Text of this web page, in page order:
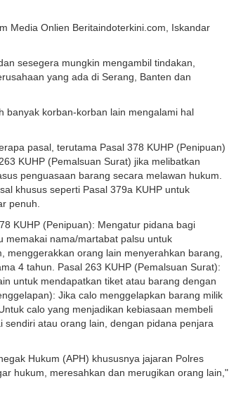
Media Onlien Beritaindoterkini.com, Iskandar
sesegera mungkin mengambil tindakan,
yang ada di Serang, Banten dan
banyak korban-korban lain mengalami hal
pasal, terutama Pasal 378 KUHP (Penipuan)
KUHP (Pemalsuan Surat) jika melibatkan
penguasaan barang secara melawan hukum.
khusus seperti Pasal 379a KUHP untuk
penuh.
KUHP (Penipuan): Mengatur pidana bagi
memakai nama/martabat palsu untuk
menggerakkan orang lain menyerahkan barang,
4 tahun. Pasal 263 KUHP (Pemalsuan Surat):
untuk mendapatkan tiket atau barang dengan
Jika calo menggelapkan barang milik
calo yang menjadikan kebiasaan membeli
atau orang lain, dengan pidana penjara
Hukum (APH) khususnya jajaran Polres
hukum, meresahkan dan merugikan orang lain,"